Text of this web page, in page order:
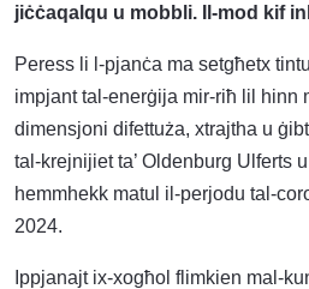
jiċċaqalqu u mobbli. Il-mod kif
Peress li l-pjanċa ma setgħetx
impjant tal-enerġija mir-riħ lil hinn
dimensjoni difettuża, xtrajtha u
tal-krejnijiet ta’ Oldenburg Ulferts
hemmhekk matul il-perjodu tal-
2024.
Ippjanajt ix-xogħol flimkien mal-